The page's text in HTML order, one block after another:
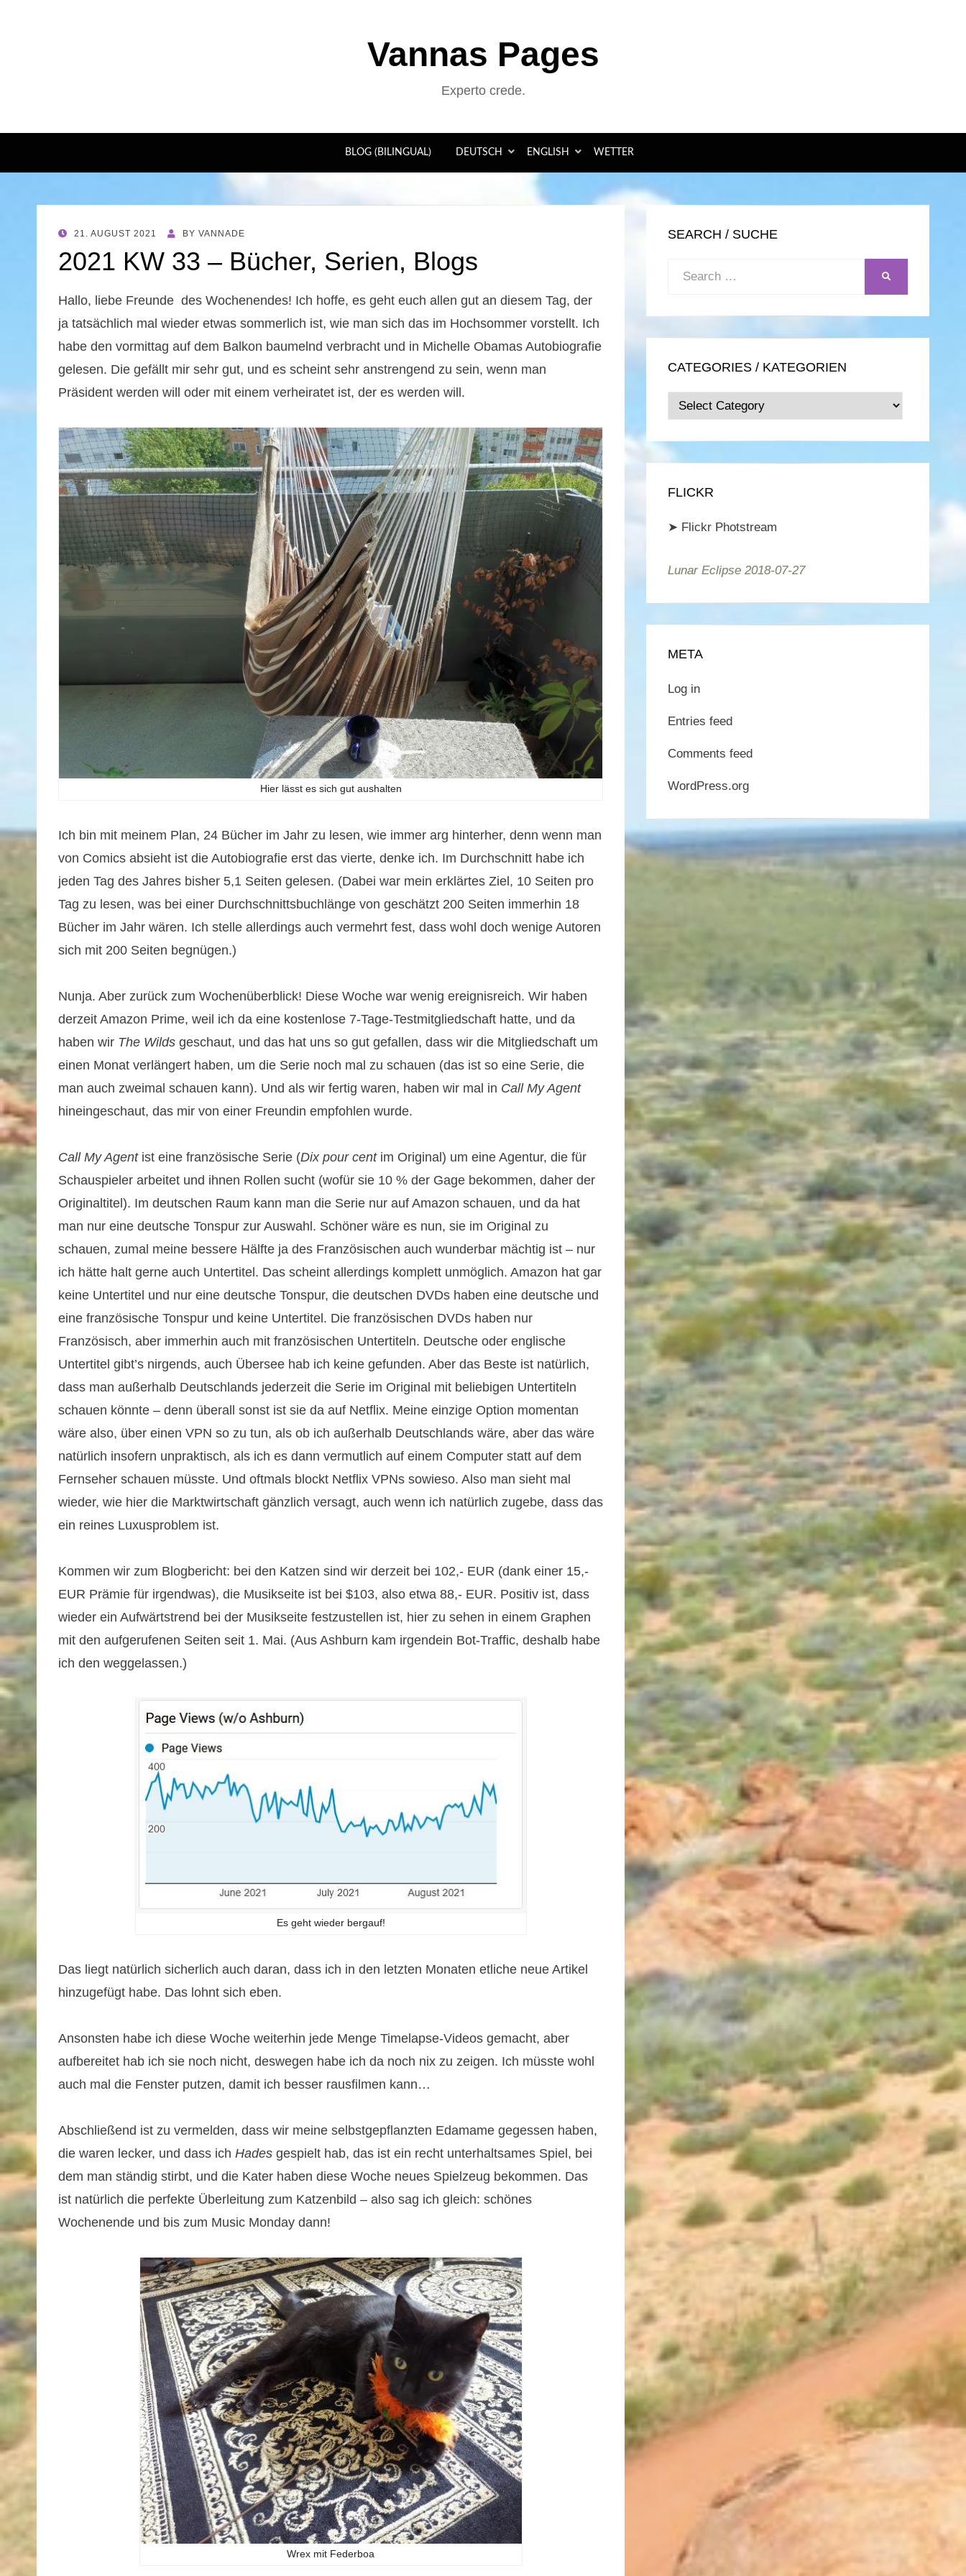
Vannas Pages
Experto crede.
BLOG (BILINGUAL) DEUTSCH ENGLISH WETTER
POSTED
21. AUGUST 2021 BY VANNADE
2021 KW 33 – Bücher, Serien, Blogs
Hallo, liebe Freunde des Wochenendes! Ich hoffe, es geht euch allen gut an diesem Tag, der
ja tatsächlich mal wieder etwas sommerlich ist, wie man sich das im Hochsommer vorstellt. Ich
habe den vormittag auf dem Balkon baumelnd verbracht und in Michelle Obamas Autobiografie
gelesen. Die gefällt mir sehr gut, und es scheint sehr anstrengend zu sein, wenn man
Präsident werden will oder mit einem verheiratet ist, der es werden will.
Hier lässt es sich gut aushalten
Ich bin mit meinem Plan, 24 Bücher im Jahr zu lesen, wie immer arg hinterher, denn wenn man
von Comics absieht ist die Autobiografie erst das vierte, denke ich. Im Durchschnitt habe ich
jeden Tag des Jahres bisher 5,1 Seiten gelesen. (Dabei war mein erklärtes Ziel, 10 Seiten pro
Tag zu lesen, was bei einer Durchschnittsbuchlänge von geschätzt 200 Seiten immerhin 18
Bücher im Jahr wären. Ich stelle allerdings auch vermehrt fest, dass wohl doch wenige Autoren
sich mit 200 Seiten begnügen.)
Nunja. Aber zurück zum Wochenüberblick! Diese Woche war wenig ereignisreich. Wir haben
derzeit Amazon Prime, weil ich da eine kostenlose 7-Tage-Testmitgliedschaft hatte, und da
haben wir The Wilds geschaut, und das hat uns so gut gefallen, dass wir die Mitgliedschaft um
einen Monat verlängert haben, um die Serie noch mal zu schauen (das ist so eine Serie, die
man auch zweimal schauen kann). Und als wir fertig waren, haben wir mal in Call My Agent
hineingeschaut, das mir von einer Freundin empfohlen wurde.
Call My Agentist eine französische Serie (Dix pour centim Original) um eine Agentur, die für
Schauspieler arbeitet und ihnen Rollen sucht (wofür sie 10 % der Gage bekommen, daher der
Originaltitel). Im deutschen Raum kann man die Serie nur auf Amazon schauen, und da hat
man nur eine deutsche Tonspur zur Auswahl. Schöner wäre es nun, sie im Original zu
schauen, zumal meine bessere Hälfte ja des Französischen auch wunderbar mächtig ist – nur
ich hätte halt gerne auch Untertitel. Das scheint allerdings komplett unmöglich. Amazon hat gar
keine Untertitel und nur eine deutsche Tonspur, die deutschen DVDs haben eine deutsche und
eine französische Tonspur und keine Untertitel. Die französischen DVDs haben nur
Französisch, aber immerhin auch mit französischen Untertiteln. Deutsche oder englische
Untertitel gibt’s nirgends, auch Übersee hab ich keine gefunden. Aber das Beste ist natürlich,
dass man außerhalb Deutschlands jederzeit die Serie im Original mit beliebigen Untertiteln
schauen könnte – denn überall sonst ist sie da auf Netflix. Meine einzige Option momentan
wäre also, über einen VPN so zu tun, als ob ich außerhalb Deutschlands wäre, aber das wäre
natürlich insofern unpraktisch, als ich es dann vermutlich auf einem Computer statt auf dem
Fernseher schauen müsste. Und oftmals blockt Netflix VPNs sowieso. Also man sieht mal
wieder, wie hier die Marktwirtschaft gänzlich versagt, auch wenn ich natürlich zugebe, dass das
ein reines Luxusproblem ist.
Kommen wir zum Blogbericht: bei den Katzen sind wir derzeit bei 102,- EUR (dank einer 15,-
EUR Prämie für irgendwas), die Musikseite ist bei $103, also etwa 88,- EUR. Positiv ist, dass
wieder ein Aufwärtstrend bei der Musikseite festzustellen ist, hier zu sehen in einem Graphen
mit den aufgerufenen Seiten seit 1. Mai. (Aus Ashburn kam irgendein Bot-Traffic, deshalb habe
ich den weggelassen.)
Es geht wieder bergauf!
Das liegt natürlich sicherlich auch daran, dass ich in den letzten Monaten etliche neue Artikel
hinzugefügt habe. Das lohnt sich eben.
Ansonsten habe ich diese Woche weiterhin jede Menge Timelapse-Videos gemacht, aber
aufbereitet hab ich sie noch nicht, deswegen habe ich da noch nix zu zeigen. Ich müsste wohl
auch mal die Fenster putzen, damit ich besser rausfilmen kann…
Abschließend ist zu vermelden, dass wir meine selbstgepflanzten Edamame gegessen haben,
die waren lecker, und dass ich Hades gespielt hab, das ist ein recht unterhaltsames Spiel, bei
dem man ständig stirbt, und die Kater haben diese Woche neues Spielzeug bekommen. Das
ist natürlich die perfekte Überleitung zum Katzenbild – also sag ich gleich: schönes
Wochenende und bis zum Music Monday dann!
Wrex mit Federboa
SEARCH / SUCHE
Search
CATEGORIES / KATEGORIEN
Categories
/
Kategorien
FLICKR
➤ Flickr Photstream
Lunar Eclipse 2018-07-27
META
Log in
Entries feed
Comments feed
WordPress.org